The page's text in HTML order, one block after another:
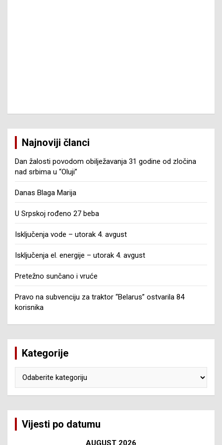
Najnoviji članci
Dan žalosti povodom obilježavanja 31 godine od zločina
nad srbima u “Oluji”
Danas Blaga Marija
U Srpskoj rođeno 27 beba
Isključenja vode – utorak 4. avgust
Isključenja el. energije – utorak 4. avgust
Pretežno sunčano i vruće
Pravo na subvenciju za traktor “Belarus” ostvarila 84
korisnika
Kategorije
Vijesti po datumu
AUGUST 2026